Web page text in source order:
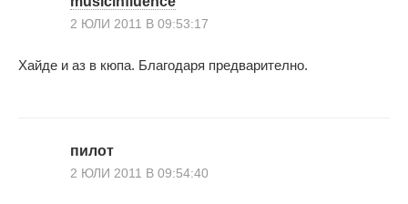
2 ЮЛИ 2011 В 09:53:17
Хайде и аз в кюпа. Благодаря предварително.
пилот
2 ЮЛИ 2011 В 09:54:40